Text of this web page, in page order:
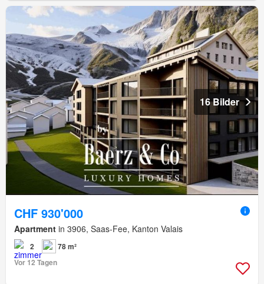
16 Bilder
CHF 930'000
Apartment in 3906, Saas-Fee, Kanton Valais
2
78 m²
Vor 12 Tagen